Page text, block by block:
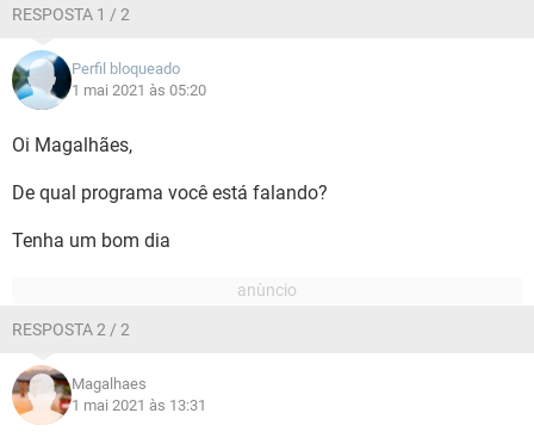
RESPOSTA 1 / 2
Perfil bloqueado
1 mai 2021 às 05:20
Oi Magalhães,
De qual programa você está falando?
Tenha um bom dia
RESPOSTA 2 / 2
Magalhaes
1 mai 2021 às 13:31